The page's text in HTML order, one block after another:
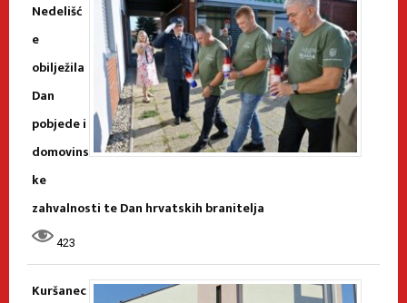
Nedelišć
e
obilježila
Dan
pobjede i
domovins
ke
zahvalnosti te Dan hrvatskih branitelja
423
Kuršanec